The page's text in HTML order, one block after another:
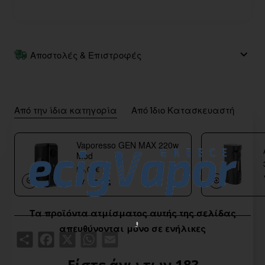
Τα προϊόντα ατμίσματος αυτής της σελίδας
απευθύνονται μόνο σε ενήλικες
Αποστολές & Επιστροφές
Από την ίδια κατηγορία Από Ίδιο Κατασκευαστή
Vaporesso GEN MAX 220w
Mod
55,00€
Facebook
X WhatsApp
Email